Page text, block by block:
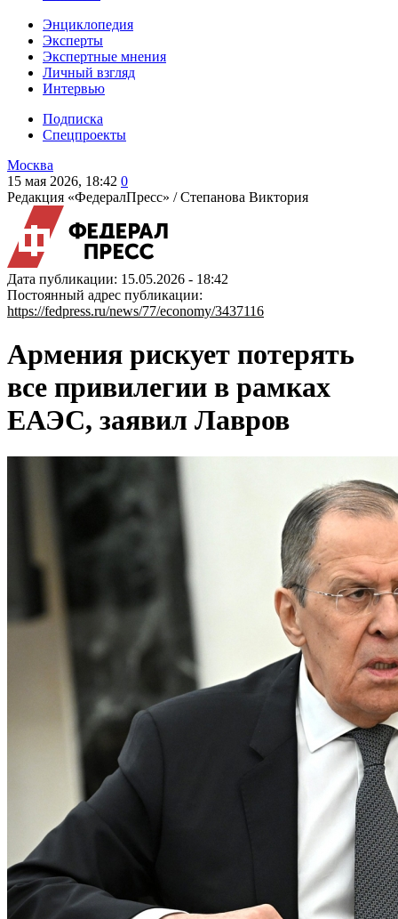
Энциклопедия
Эксперты
Экспертные мнения
Личный взгляд
Интервью
Подписка
Спецпроекты
Москва
15 мая 2026, 18:42 0
Редакция «ФедералПресс» /Степанова Виктория
Дата публикации: 15.05.2026 - 18:42
Постоянный адрес публикации:
https://fedpress.ru/news/77/economy/3437116
Армения рискует потерять
все привилегии в рамках
ЕАЭС, заявил Лавров